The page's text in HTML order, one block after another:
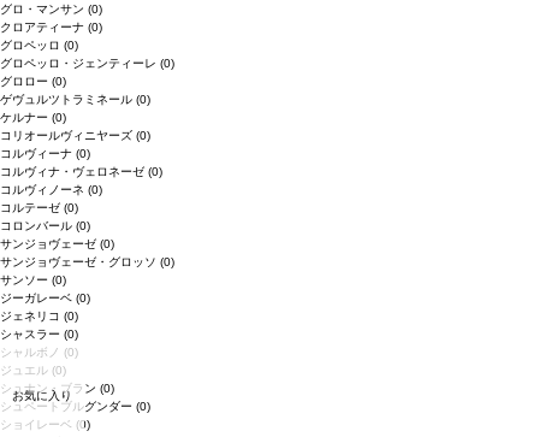
お気に入り
グロ・マンサン (0)
クロアティーナ (0)
グロペッロ (0)
グロペッロ・ジェンティーレ (0)
グロロー (0)
ゲヴュルツトラミネール (0)
ケルナー (0)
コリオールヴィニヤーズ (0)
コルヴィーナ (0)
コルヴィナ・ヴェロネーゼ (0)
コルヴィノーネ (0)
コルテーゼ (0)
コロンバール (0)
サンジョヴェーゼ (0)
サンジョヴェーゼ・グロッソ (0)
サンソー (0)
ジーガレーベ (0)
ジェネリコ (0)
シャスラー (0)
シャルボノ (0)
ジュエル (0)
シュナン・ブラン (0)
シュペートブルグンダー (0)
ショイレーベ (0)